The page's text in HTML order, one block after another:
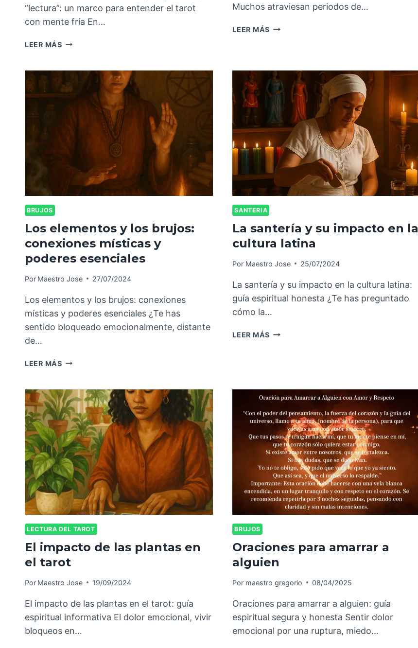
“lectura”: un marco para entender el tarot
con mente fría En…
LEER MÁS
Muchos atraviesan periodos de…
LEER MÁS
BRUJOS
Los elementos y los brujos:
conexiones místicas y
poderes esenciales
Por Maestro Jose 27/07/2024
Los elementos y los brujos: conexiones
místicas y poderes esenciales ¿Te has
sentido bloqueado emocionalmente, distante
de…
LEER MÁS
SANTERIA
La santería y su impacto en la
cultura latina
Por Maestro Jose 25/07/2024
La santería y su impacto en la cultura latina:
guía espiritual honesta ¿Te has preguntado
cómo la…
LEER MÁS
LECTURA DEL TAROT
El impacto de las plantas en
el tarot
Por Maestro Jose 19/09/2024
El impacto de las plantas en el tarot: guía
espiritual informativa El dolor emocional, vivir
bloqueos en…
BRUJOS
Oraciones para amarrar a
alguien
Por maestro gregorio 08/04/2025
Oraciones para amarrar a alguien: guía
espiritual segura y honesta Sentir dolor
emocional por una ruptura, miedo…